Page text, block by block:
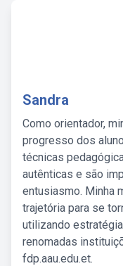
Sandra
Como orientador,
progresso dos
técnicas
autênticas e são
entusiasmo. Minha
trajetória para se
utilizando
renomadas
fdp.aau.edu.et.